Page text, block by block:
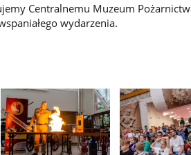
Centralnemu Muzeum
wydarzenia.